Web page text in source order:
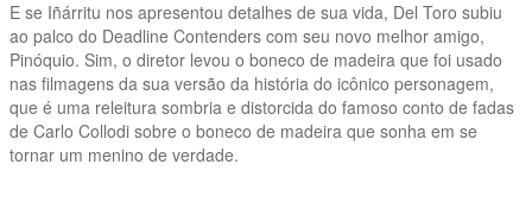
E se Iñárritu nos apresentou detalhes de sua vida, Del Toro subiu
ao palco do Deadline Contenders com seu novo melhor amigo,
Pinóquio. Sim, o diretor levou o boneco de madeira que foi usado
nas filmagens da sua versão da história do icônico personagem,
que é uma releitura sombria e distorcida do famoso conto de fadas
de Carlo Collodi sobre o boneco de madeira que sonha em se
tornar um menino de verdade.